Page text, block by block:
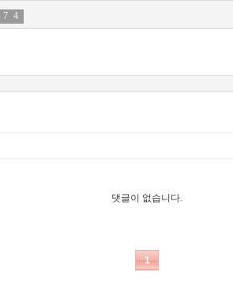
7 4
댓글이 없습니다.
1